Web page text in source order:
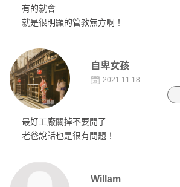
有的就會
就是很明顯的管教無方啊！
自卑女孩
2021.11.18
最好工廠關掉不要開了
老爸說話也是很有問題！
Willam